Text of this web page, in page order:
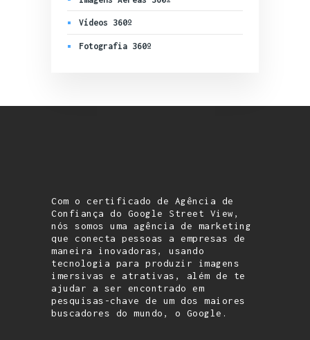
Vídeos 360º
Fotografia 360º
Com o certificado de Agência de
Confiança do Google Street View,
nós somos uma agência de marketing
que conecta pessoas a empresas de
maneira inovadoras, usando
tecnologia para produzir imagens
imersivas e atrativas, além de te
ajudar a ser encontrado em
pesquisas-chave de um dos maiores
buscadores do mundo, o Google.